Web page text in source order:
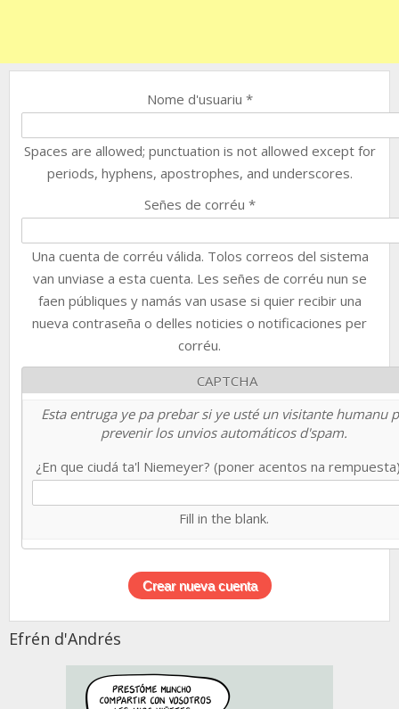
Nome d'usuariu *
Spaces are allowed; punctuation is not allowed except for
periods, hyphens, apostrophes, and underscores.
Señes de corréu *
Una cuenta de corréu válida. Tolos correos del sistema
van unviase a esta cuenta. Les señes de corréu nun se
faen públiques y namás van usase si quier recibir una
nueva contraseña o delles noticies o notificaciones per
corréu.
CAPTCHA
Esta entruga ye pa prebar si ye usté un visitante humanu
prevenir los unvios automáticos d'spam.
¿En que ciudá ta'l Niemeyer? (poner acentos na
Fill in the blank.
Efrén d'Andrés